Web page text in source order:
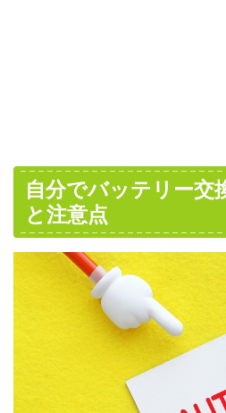
自分でバッテリー交
と注意点